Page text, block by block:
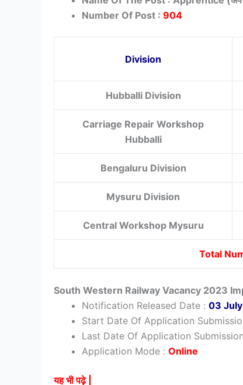
Number Of Post : 904
Division
Hubballi Division
Carriage Repair Workshop
Hubballi
Bengaluru Division
Mysuru Division
Central Workshop Mysuru
Total
South Western Railway Vacancy 2023
Notification Released Date : 03
Start Date Of Application
Last Date Of Application Submission
Application Mode : Online
यह भी पढ़े |